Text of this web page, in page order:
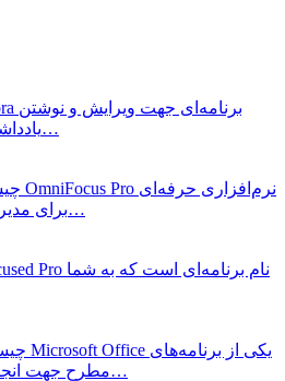
یادداشت‌های ساده با داشتن…
برای مدیریت وظایف و پروژه‌ها…
مطرح جهت انجام کار‌های اداری برای…